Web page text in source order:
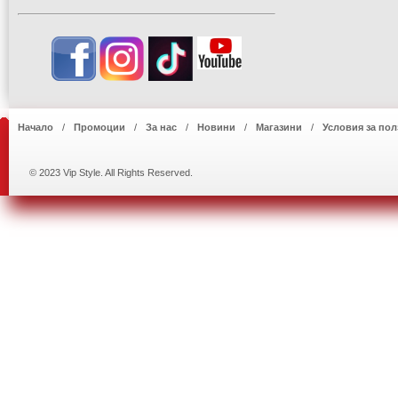
Начало Промоции За нас Новини Магазини Условия за
© 2023 Vip Style. All Rights Reserved.